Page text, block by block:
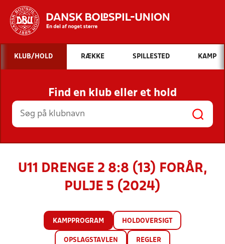
Hvad vil du søge efter?
INDHOLD OG NYHEDER
STILLINGER, RESULTATER, KLUBBER OG
HOLD
KLUB/HOLD RÆKKE SPILLESTED KAMP
Find en klub eller et hold
U11 DRENGE 2 8:8 (13) FORÅR,
PULJE 5 (2024)
KAMPPROGRAM HOLDOVERSIGT
OPSLAGSTAVLEN REGLER